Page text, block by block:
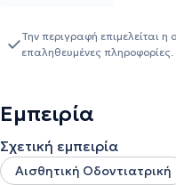
Νοσοκομείου Αθηνών.
οστικής ανάπλασης και
όπου μετεκπαιδεύτηκε στο
τόσο για την αισθητική
εμφυτευματολογία. Τέλος, το
Την περιγραφή επιμελείται
επαληθευμένες πληροφορίες.
Εμπειρία
Σχετική εμπειρία
Αισθητική Οδοντιατρική